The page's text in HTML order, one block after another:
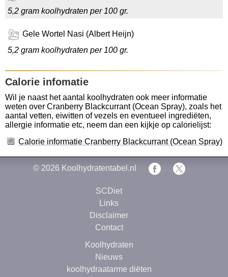
5,2 gram koolhydraten per 100 gr.
Gele Wortel Nasi (Albert Heijn)
5,2 gram koolhydraten per 100 gr.
Calorie infomatie
Wil je naast het aantal koolhydraten ook meer informatie
weten over Cranberry Blackcurrant (Ocean Spray), zoals het
aantal vetten, eiwitten of vezels en eventueel ingrediëten,
allergie informatie etc, neem dan een kijkje op calorielijst:
Calorie informatie Cranberry Blackcurrant (Ocean Spray)
© 2026 Koolhydratentabel.nl
SCDiet
Links
Disclaimer
Contact
Koolhydraten
Nieuws
koolhydraatarme diëten